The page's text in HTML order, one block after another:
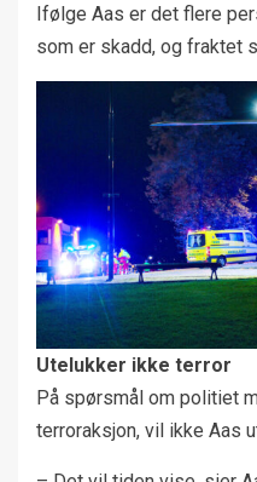
Ifølge Aas er det flere
som er skadd, og fraktet
Utelukker ikke terror
På spørsmål om politiet
terroraksjon, vil ikke Aas